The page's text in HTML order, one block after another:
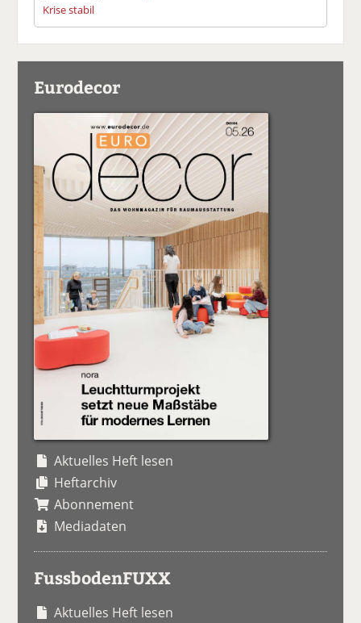
Krise stabil
Eurodecor
Aktuelles Heft lesen
Heftarchiv
Abonnement
Mediadaten
FussbodenFUXX
Aktuelles Heft lesen